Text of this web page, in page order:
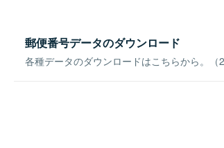
郵便番号データのダウンロード
各種データのダウンロードはこちらから。（